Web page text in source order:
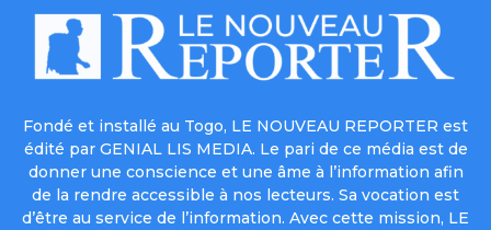
Fondé et installé au Togo, LE NOUVEAU REPORTER est
édité par GENIAL LIS MEDIA. Le pari de ce média est de
donner une conscience et une âme à l’information afin
de la rendre accessible à nos lecteurs. Sa vocation est
d’être au service de l’information. Avec cette mission, LE